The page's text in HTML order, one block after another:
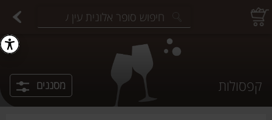
קפסולות מסננים